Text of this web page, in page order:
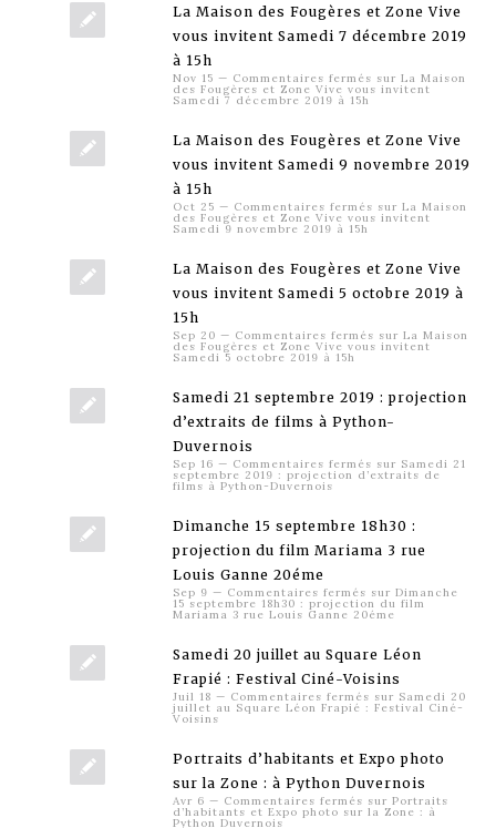
La Maison des Fougères et Zone Vive
vous invitent Samedi 7 décembre 2019
à 15h
Nov 15 — Commentaires fermés sur La Maison
des Fougères et Zone Vive vous invitent
Samedi 7 décembre 2019 à 15h
La Maison des Fougères et Zone Vive
vous invitent Samedi 9 novembre 2019
à 15h
Oct 25 — Commentaires fermés sur La Maison
des Fougères et Zone Vive vous invitent
Samedi 9 novembre 2019 à 15h
La Maison des Fougères et Zone Vive
vous invitent Samedi 5 octobre 2019 à
15h
Sep 20 — Commentaires fermés sur La Maison
des Fougères et Zone Vive vous invitent
Samedi 5 octobre 2019 à 15h
Samedi 21 septembre 2019 : projection
d’extraits de films à Python-
Duvernois
Sep 16 — Commentaires fermés sur Samedi 21
septembre 2019 : projection d’extraits de
films à Python-Duvernois
Dimanche 15 septembre 18h30 :
projection du film Mariama 3 rue
Louis Ganne 20éme
Sep 9 — Commentaires fermés sur Dimanche
15 septembre 18h30 : projection du film
Mariama 3 rue Louis Ganne 20éme
Samedi 20 juillet au Square Léon
Frapié : Festival Ciné-Voisins
Juil 18 — Commentaires fermés sur Samedi 20
juillet au Square Léon Frapié : Festival Ciné-
Voisins
Portraits d’habitants et Expo photo
sur la Zone : à Python Duvernois
Avr 6 — Commentaires fermés sur Portraits
d’habitants et Expo photo sur la Zone : à
Python Duvernois